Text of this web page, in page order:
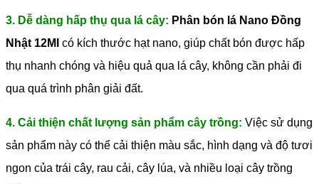
3. Dễ dàng hấp thụ qua lá cây: Phân bón lá Nano Đồng
Nhật 12MI có kích thước hạt nano, giúp chất bón được hấp
thụ nhanh chóng và hiệu quả qua lá cây, không cần phải đi
qua quá trình phân giải đất.
4. Cải thiện chất lượng sản phẩm cây trồng: Việc sử dụng
sản phẩm này có thể cải thiện màu sắc, hình dạng và độ tươi
ngon của trái cây, rau cải, cây lúa, và nhiều loại cây trồng